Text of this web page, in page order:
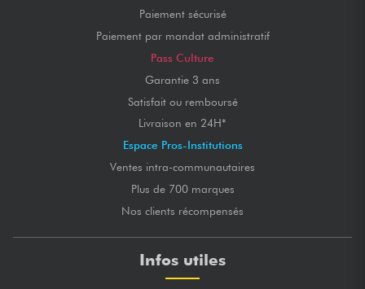
Paiement sécurisé
Paiement par mandat administratif
Pass Culture
Garantie 3 ans
Satisfait ou remboursé
Livraison en 24H*
Espace Pros-Institutions
Ventes intra-communautaires
Plus de 700 marques
Nos clients récompensés
Infos utiles